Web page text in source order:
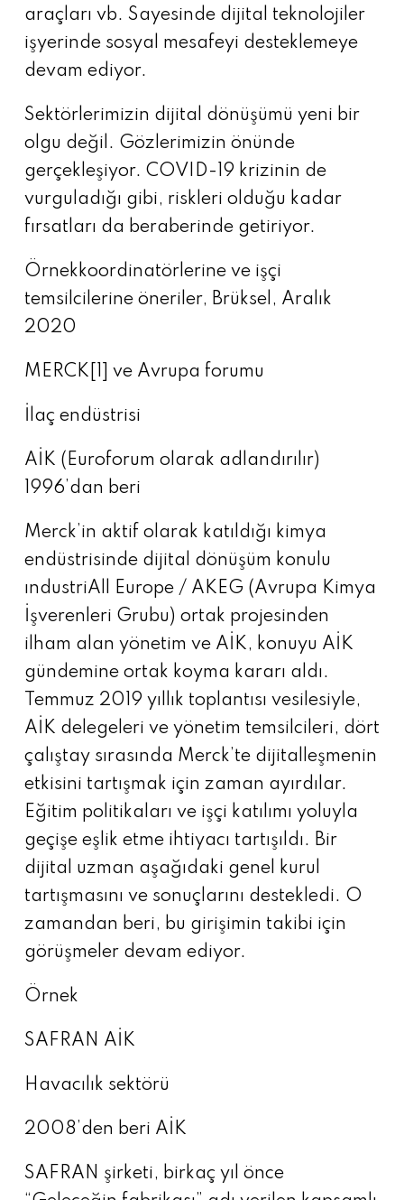
araçları vb. Sayesinde dijital teknolojiler
işyerinde sosyal mesafeyi desteklemeye
devam ediyor.
Sektörlerimizin dijital dönüşümü yeni bir
olgu değil. Gözlerimizin önünde
gerçekleşiyor. COVID-19 krizinin de
vurguladığı gibi, riskleri olduğu kadar
fırsatları da beraberinde getiriyor.
Örnekkoordinatörlerine ve işçi
temsilcilerine öneriler, Brüksel, Aralık
2020
MERCK [1] ve Avrupa forumu
İlaç endüstrisi
AİK (Euroforum olarak adlandırılır)
1996’dan beri
Merck’in aktif olarak katıldığı kimya
endüstrisinde dijital dönüşüm konulu
ındustriAll Europe / AKEG (Avrupa Kimya
İşverenleri Grubu) ortak projesinden
ilham alan yönetim ve AİK, konuyu AİK
gündemine ortak koyma kararı aldı.
Temmuz 2019 yıllık toplantısı vesilesiyle,
AİK delegeleri ve yönetim temsilcileri, dört
çalıştay sırasında Merck’te dijitalleşmenin
etkisini tartışmak için zaman ayırdılar.
Eğitim politikaları ve işçi katılımı yoluyla
geçişe eşlik etme ihtiyacı tartışıldı. Bir
dijital uzman aşağıdaki genel kurul
tartışmasını ve sonuçlarını destekledi. O
zamandan beri, bu girişimin takibi için
görüşmeler devam ediyor.
Örnek
SAFRAN AİK
Havacılık sektörü
2008’den beri AİK
SAFRAN şirketi, birkaç yıl önce